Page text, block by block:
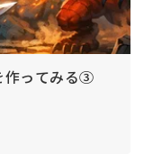
作ってみる③